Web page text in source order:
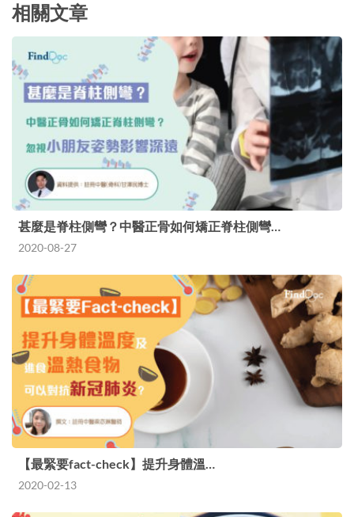
相關文章
甚麼是脊柱側彎？中醫正骨如何矯正脊柱側彎…
2020-08-27
【最緊要fact-check】提升身體溫…
2020-02-13